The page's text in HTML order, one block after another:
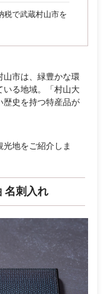
税で武蔵村山市を
山市は、緑豊かな環
いる地域。「村山大
歴史を持つ特産品が
地をご紹介しま
名刺入れ